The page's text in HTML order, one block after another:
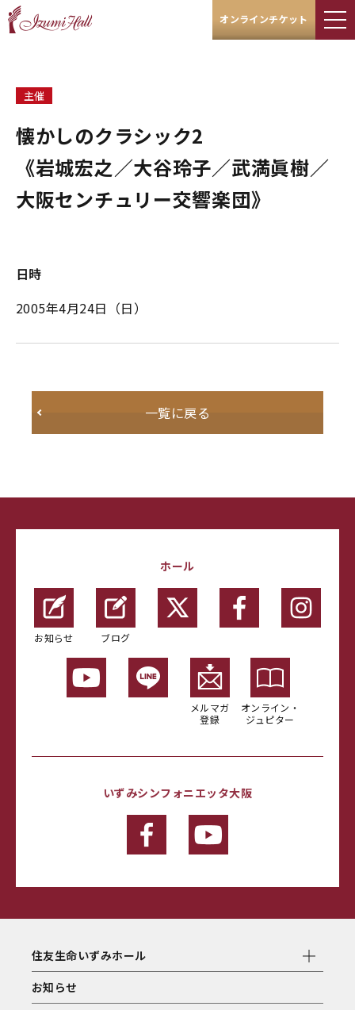
オンラインチケット
主催
懐かしのクラシック2
《岩城宏之／大谷玲子／武満眞樹／
大阪センチュリー交響楽団》
日時
2005年4月24日（日）
一覧に戻る
ホール
お知らせ ブログ
メルマガ
登録
オンライン・
ジュピター
いずみシンフォニエッタ大阪
住友生命いずみホール
お知らせ